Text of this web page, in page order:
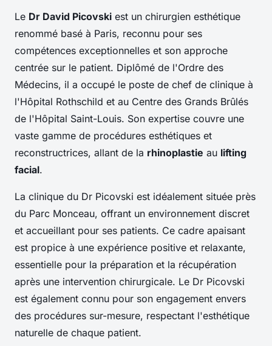
Le Dr David Picovski est un chirurgien esthétique
renommé basé à Paris, reconnu pour ses
compétences exceptionnelles et son approche
centrée sur le patient. Diplômé de l'Ordre des
Médecins, il a occupé le poste de chef de clinique à
l'Hôpital Rothschild et au Centre des Grands Brûlés
de l'Hôpital Saint-Louis. Son expertise couvre une
vaste gamme de procédures esthétiques et
reconstructrices, allant de la rhinoplastie au lifting
facial.
La clinique du Dr Picovski est idéalement située près
du Parc Monceau, offrant un environnement discret
et accueillant pour ses patients. Ce cadre apaisant
est propice à une expérience positive et relaxante,
essentielle pour la préparation et la récupération
après une intervention chirurgicale. Le Dr Picovski
est également connu pour son engagement envers
des procédures sur-mesure, respectant l'esthétique
naturelle de chaque patient.